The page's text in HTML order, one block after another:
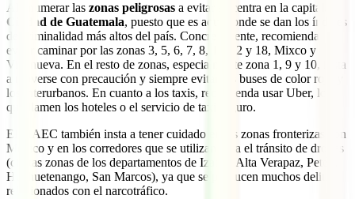
Al enumerar las zonas peligrosas a evitar se centra en la capital,
Ciudad de Guatemala, puesto que es aquí donde se dan los índices
de criminalidad más altos del país. Concretamente, recomienda
evitar caminar por las zonas 3, 5, 6, 7, 8, 11, 12 y 18, Mixco y
Villanueva. En el resto de zonas, especialmente zona 1, 9 y 10, insta
a moverse con precaución y siempre evitar los buses de color rojo y
los interurbanos. En cuanto a los taxis, recomienda usar Uber, los
que llamen los hoteles o el servicio de taxi seguro.
El MAEC también insta a tener cuidado en las zonas fronterizas con
México y en los corredores que se utilizan para el tránsito de drogas
(ciertas zonas de los departamentos de Izabal, Alta Verapaz, Petén,
Huehuetenango, San Marcos), ya que se producen muchos delitos
relacionados con el narcotráfico.